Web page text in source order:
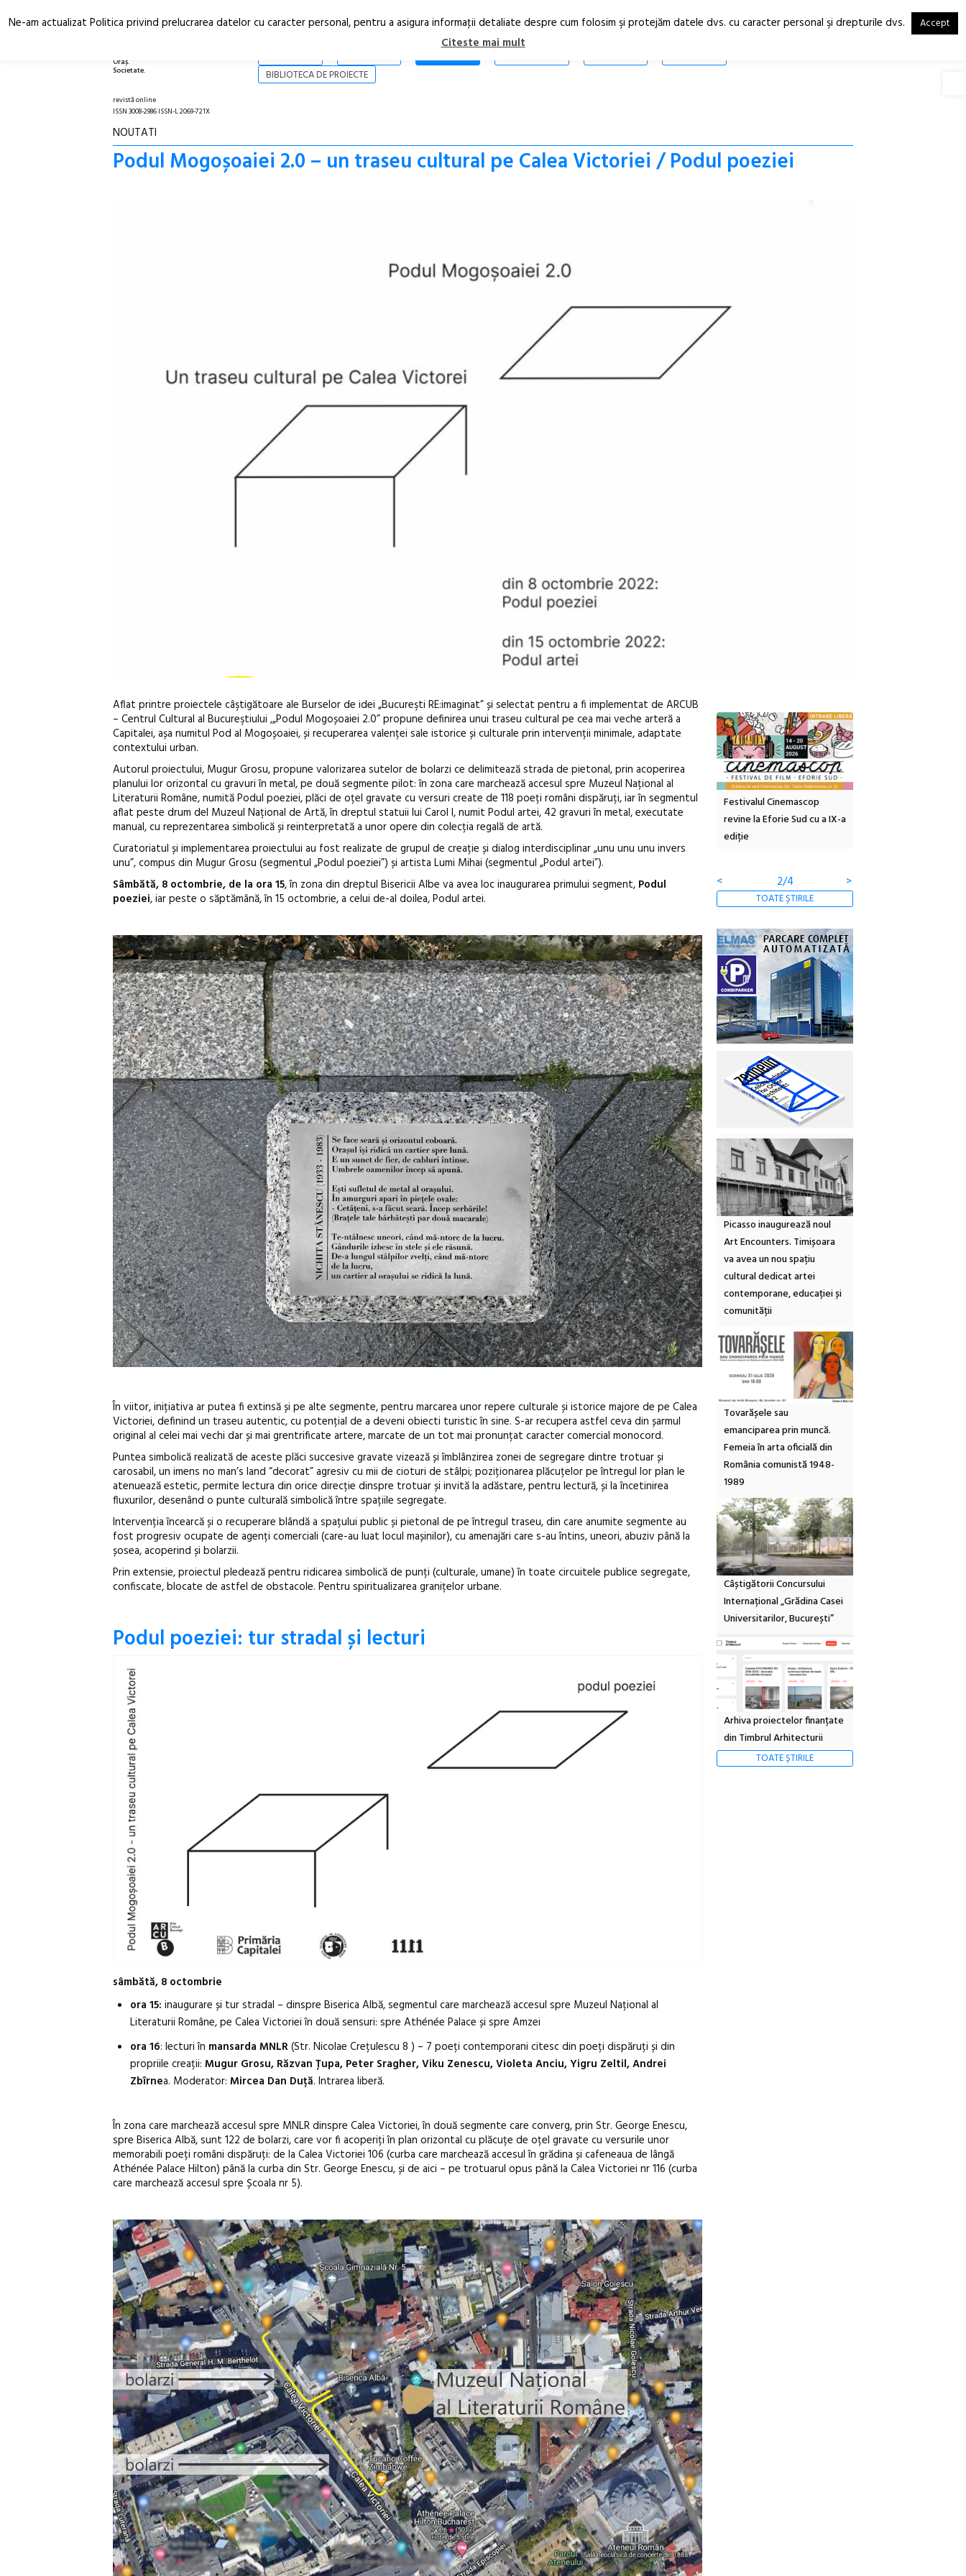
Oraș.
Societate.
RO
EN
STIRI
BIBLIOTECA DE PROIECTE
revistă online
ISSN 3008-2986 ISSN-L 2069-721X
NOUTATI
Podul Mogoșoaiei 2.0 – un traseu cultural pe Calea Victoriei / Podul poeziei
Aflat printre proiectele câştigătoare ale Burselor de idei „Bucureşti RE:imaginat” și selectat pentru a fi implementat de ARCUB
– Centrul Cultural al Bucureştiului ,„Podul Mogoșoaiei 2.0” propune definirea unui traseu cultural pe cea mai veche arteră a
Capitalei, așa numitul Pod al Mogoșoaiei, și recuperarea valenței sale istorice și culturale prin intervenții minimale, adaptate
contextului urban.
Autorul proiectului, Mugur Grosu, propune valorizarea sutelor de bolarzi ce delimitează strada de pietonal, prin acoperirea
planului lor orizontal cu gravuri în metal, pe două segmente pilot: în zona care marchează accesul spre Muzeul Național al
Literaturii Române, numită Podul poeziei, plăci de oțel gravate cu versuri create de 118 poeți români dispăruți, iar în segmentul
aflat peste drum del Muzeul Național de Artă, în dreptul statuii lui Carol I, numit Podul artei, 42 gravuri în metal, executate
manual, cu reprezentarea simbolică și reinterpretată a unor opere din colecția regală de artă.
Curatoriatul și implementarea proiectului au fost realizate de grupul de creație și dialog interdisciplinar „unu unu unu invers
unu”, compus din Mugur Grosu (segmentul „Podul poeziei”) și artista Lumi Mihai (segmentul „Podul artei”).
Sâmbătă, 8 octombrie, de la ora 15, în zona din dreptul Bisericii Albe va avea loc inaugurarea primului segment, Podul
poeziei, iar peste o săptămână, în 15 octombrie, a celui de-al doilea, Podul artei.
În viitor, inițiativa ar putea fi extinsă și pe alte segmente, pentru marcarea unor repere culturale și istorice majore de pe Calea
Victoriei, definind un traseu autentic, cu potențial de a deveni obiecti turistic în sine. S-ar recupera astfel ceva din șarmul
original al celei mai vechi dar și mai grentrificate artere, marcate de un tot mai pronunțat caracter comercial monocord.
Puntea simbolică realizată de aceste plăci succesive gravate vizează și îmblânzirea zonei de segregare dintre trotuar și
carosabil, un imens no man’s land “decorat” agresiv cu mii de cioturi de stâlpi; poziționarea plăcuțelor pe întregul lor plan le
atenuează estetic, permite lectura din orice direcție dinspre trotuar și invită la adăstare, pentru lectură, și la încetinirea
fluxurilor, desenând o punte culturală simbolică între spațiile segregate.
Intervenția încearcă și o recuperare blândă a spațului public și pietonal de pe întregul traseu, din care anumite segmente au
fost progresiv ocupate de agenți comerciali (care-au luat locul mașinilor), cu amenajări care s-au întins, uneori, abuziv până la
șosea, acoperind și bolarzii.
Prin extensie, proiectul pledează pentru ridicarea simbolică de punți (culturale, umane) în toate circuitele publice segregate,
confiscate, blocate de astfel de obstacole. Pentru spiritualizarea granițelor urbane.
Podul poeziei: tur stradal și lecturi
sâmbătă, 8 octombrie
ora 15: inaugurare și tur stradal – dinspre Biserica Albă, segmentul care marchează accesul spre Muzeul Național al
Literaturii Române, pe Calea Victoriei în două sensuri: spre Athénée Palace și spre Amzei
ora 16: lecturi în mansarda MNLR(Str. Nicolae Crețulescu 8 ) – 7 poeți contemporani citesc din poeți dispăruți și din
propriile creații: Mugur Grosu, Răzvan Țupa, Peter Sragher, Viku Zenescu, Violeta Anciu, Yigru Zeltil, Andrei
Zbîrnea. Moderator: Mircea Dan Duță. Intrarea liberă.
În zona care marchează accesul spre MNLR dinspre Calea Victoriei, în două segmente care converg, prin Str. George Enescu,
spre Biserica Albă, sunt 122 de bolarzi, care vor fi acoperiți în plan orizontal cu plăcuțe de oțel gravate cu versurile unor
memorabili poeți români dispăruți: de la Calea Victoriei 106 (curba care marchează accesul în grădina și cafeneaua de lângă
Athénée Palace Hilton) până la curba din Str. George Enescu, și de aici – pe trotuarul opus până la Calea Victoriei nr 116 (curba
care marchează accesul spre Școala nr 5).
Festivalul Cinemascop
revine la Eforie Sud cu a IX-a
Sleeping Beauties la Borsec:
dulceață de amintiri la
borcan, o cameră obscură și
<
3/4 >
TOATE ȘTIRILE
Picasso inaugurează noul
Art Encounters. Timișoara
va avea un nou spațiu
cultural dedicat artei
contemporane, educației și
comunității
Tovarășele sau
emanciparea prin muncă.
Femeia în arta oficială din
România comunistă 1948-
1989
Câștigătorii Concursului
Internațional „Grădina Casei
Universitarilor, București”
Arhiva proiectelor finanțate
din Timbrul Arhitecturii
TOATE ȘTIRILE
Ne-am actualizat Politica privind prelucrarea datelor cu caracter personal, pentru a asigura informaţii detaliate despre cum folosim şi protejăm datele dvs. cu caracter personal şi drepturile dvs. Accept
Citeste mai mult